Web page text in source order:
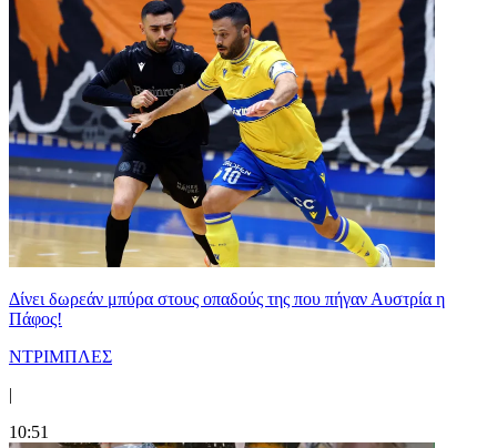
Δίνει δωρεάν μπύρα στους οπαδούς της που πήγαν Αυστρία η
Πάφος!
ΝΤΡΙΜΠΛΕΣ
|
10:51